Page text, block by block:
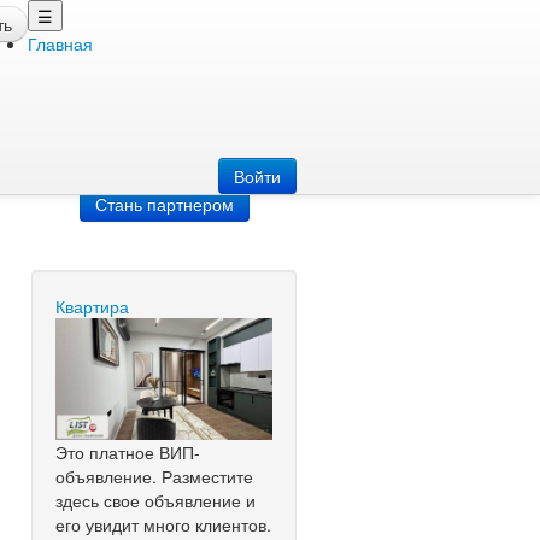
☰
Главная
Войти
Стань партнером
Квартира
Это платное ВИП-
объявление. Разместите
здесь свое объявление и
его увидит много клиентов.